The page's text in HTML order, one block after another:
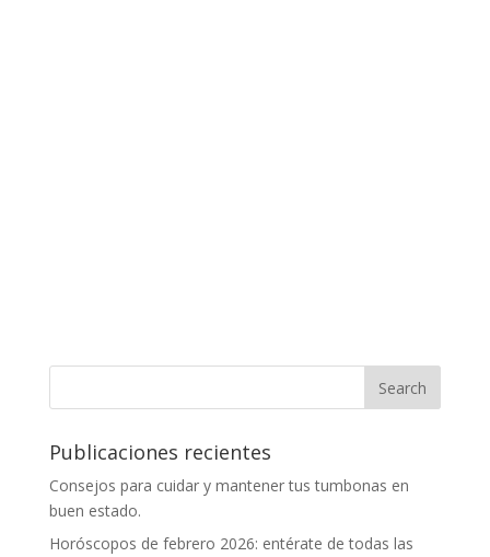
Publicaciones recientes
Consejos para cuidar y mantener tus tumbonas en
buen estado.
Horóscopos de febrero 2026: entérate de todas las